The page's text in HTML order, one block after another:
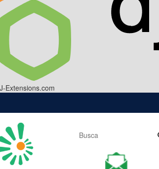
Extensions.com